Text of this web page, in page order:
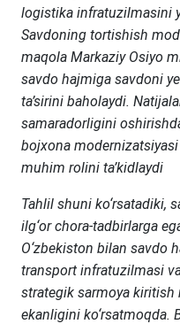
logistika infratuzilmasini
Savdoning tortishish
maqola Markaziy Osiyo
savdo hajmiga savdoni
ta’sirini baholaydi.
samaradorligini
bojxona
muhim rolini ta’kidlaydi
Tahlil shuni ko‘rsatadiki,
ilg‘or chora-tadbirlarga
O‘zbekiston bilan savdo
transport infratuzilmasi
strategik sarmoya
ekanligini ko‘rsatmoqda.